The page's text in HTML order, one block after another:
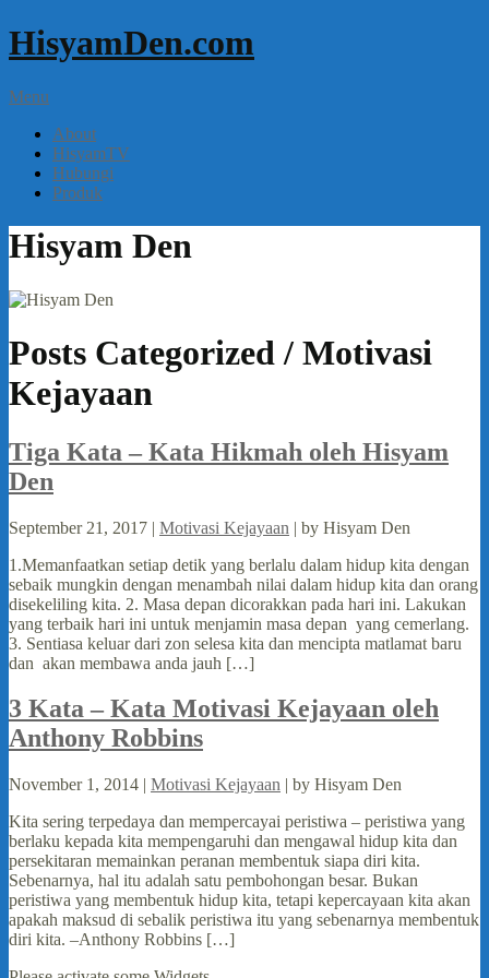
HisyamDen.com
Menu
About
HisyamTV
Hubungi
Produk
Hisyam Den
Posts Categorized / Motivasi
Kejayaan
Tiga Kata – Kata Hikmah oleh Hisyam
Den
September 21, 2017 | Motivasi Kejayaan | by Hisyam Den
1.Memanfaatkan setiap detik yang berlalu dalam hidup kita dengan
sebaik mungkin dengan menambah nilai dalam hidup kita dan orang
disekeliling kita. 2. Masa depan dicorakkan pada hari ini. Lakukan
yang terbaik hari ini untuk menjamin masa depan yang cemerlang.
3. Sentiasa keluar dari zon selesa kita dan mencipta matlamat baru
dan akan membawa anda jauh […]
3 Kata – Kata Motivasi Kejayaan oleh
Anthony Robbins
November 1, 2014 | Motivasi Kejayaan | by Hisyam Den
Kita sering terpedaya dan mempercayai peristiwa – peristiwa yang
berlaku kepada kita mempengaruhi dan mengawal hidup kita dan
persekitaran memainkan peranan membentuk siapa diri kita.
Sebenarnya, hal itu adalah satu pembohongan besar. Bukan
peristiwa yang membentuk hidup kita, tetapi kepercayaan kita akan
apakah maksud di sebalik peristiwa itu yang sebenarnya membentuk
diri kita. –Anthony Robbins […]